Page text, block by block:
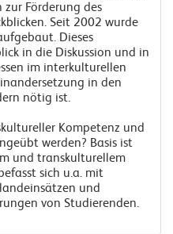
Förderung des
Seit 2002 wurde
Dieses
in die Diskussion und in
im interkulturellen
in den
nötig ist.
Kompetenz und
werden? Basis ist
und transkulturellem
sich u.a. mit
und
von Studierenden.